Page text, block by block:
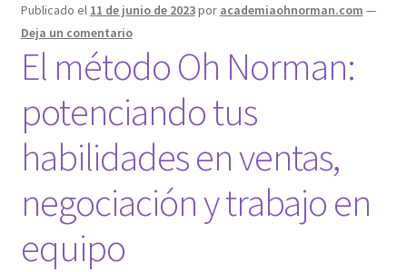
Mejorar las competencias centradas en el cliente (M1)
Nuestra filosofía de la formación
Nuestros libros
Nuestros productos
Objeciones en una entrevista de ventas (M2)
Página de ejemplo
Publicado el 11 de junio de 2023por academiaohnorman.com —
Deja un comentario
El método Oh Norman:
potenciando tus
habilidades en ventas,
negociación y trabajo en
equipo